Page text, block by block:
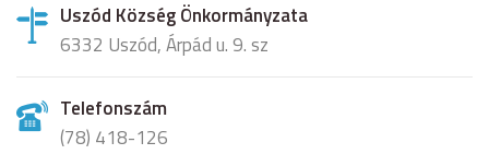
Uszód Község Önkormányzata
6332 Uszód, Árpád u. 9. sz
Telefonszám
(78) 418-126